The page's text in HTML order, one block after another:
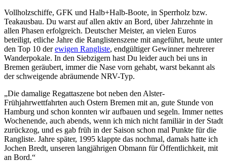
Vollholzschiffe, GFK und Halb+Halb-Boote, in Sperrholz bzw.
Teakausbau. Du warst auf allen aktiv an Bord, über Jahrzehnte in
allen Phasen erfolgreich. Deutscher Meister, an vielen Euros
beteiligt, etliche Jahre die Ranglistenszene mit angeführt, heute unter
den Top 10 derewigen Rangliste, endgültiger Gewinner mehrerer
Wanderpokale. In den Siebzigern hast Du leider auch bei uns in
Bremen geräubert, immer die Nase vorn gehabt, warst bekannt als
der schweigende abräumende NRV-Typ.
„Die damalige Regattaszene bot neben den Alster-
Frühjahrwettfahrten auch Ostern Bremen mit an, gute Stunde von
Hamburg und schon konnten wir aufbauen und segeln. Immer nettes
Wochenende, auch abends, wenn ich mich nicht familiär in der Stadt
zurückzog, und es gab früh in der Saison schon mal Punkte für die
Rangliste. Jahre später, 1995 klappte das nochmal, damals hatte ich
Jochen Bredt, unseren langjährigen Obmann für Öffentlichkeit, mit
an Bord.“